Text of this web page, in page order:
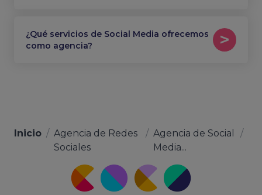
¿Qué servicios de Social Media ofrecemos
como agencia?
Inicio / Agencia de Redes
Sociales
/ Agencia de Social
Media...
/